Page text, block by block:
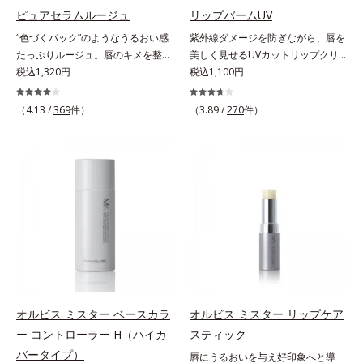
す。むやみに隠すのではなくふわり
アのW効果で軽やかな美肌を印象づ
けます。紫外線吸収剤フリーなのに
高SPF値、さらにスキンプロテクト
複合成分(*3)が、ブルーライト、紫
外線、大気中の微粒子汚れなどの外
ー複合成分(*4)肌悩みが気になる時
すい肌にうるおいを届けながら、光
拡散効果で乾燥小ジワや毛穴もカバ
ーします。【ラスティング効果】皮
主成分を選択的に吸収し、うるおい
層の範囲内*3 スキンプロテクト※
複合成分配合＝肌を保護し、乾燥を
防ぐ複合成分 ※ ビルベリー葉エ
パンテノール配合＝保湿成分
ピュアセラムルージュ
“色づくパック”のようなうるおい感
たっぷりルージュ。唇のキメを整え
リップの土台をつくり鮮やかな発色
を叶えます。唇にたっぷりうるおい
を与えながら鮮やかに色づく、スキ
キメを整えて、リップの土台をつく
解決(*1)する「リップトリートメン
ト成分(*2)」や、鮮やかな発色で、
均一な質感に整った唇にのせること
でより美しく色づく「クリアカラー
成分(*3)」を配合。さらに吐息や飲
み物の水分を取り込んでリップの密
着性を高める「ウォーターゲル成分
(*4）」で、マスクに色移りもしに
くい仕様です。*1 メイク効果によ
る *2 シリカ、酸化チタン、トリエ
税込1,320円
（4.13 /369件）
リップバームUV
紫外線ダメージを防ぎながら、唇を
美しく見せるUVカットリップクリ
ーム。UV対策を忘れがちな唇に。
紫外線をカットしながら、顔色をパ
ッと明るく見せるUVカットリップ
るリップクリームで、顔だけでなく
種類の保湿成分（加水分解コラーゲ
ン、ゲットウ葉エキス）を配合して
の乾燥悩みも解決＆うるおい長持
うカラーで、唇を美しく魅せながら
いので、気兼ねなく使えます。口紅
税込1,100円
（3.89 /270件）
オルビス ミスター ベースカラ
ー コントローラー H（ハイカ
バータイプ）
オルビス ミスター リップケア
スティック
唇にうるおいを与え好印象へと導